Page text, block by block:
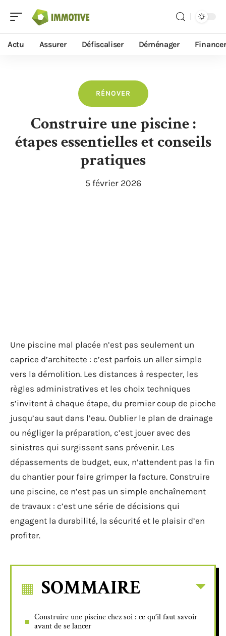
Actu Assurer Défiscaliser Déménager Financer
RÉNOVER
Construire une piscine :
étapes essentielles et conseils
pratiques
5 février 2026
Une piscine mal placée n’est pas seulement un
caprice d’architecte : c’est parfois un aller simple
vers la démolition. Les distances à respecter, les
règles administratives et les choix techniques
s’invitent à chaque étape, du premier coup de pioche
jusqu’au saut dans l’eau. Oublier le plan de drainage
ou négliger la préparation, c’est jouer avec des
sinistres qui surgissent sans prévenir. Les
dépassements de budget, eux, n’attendent pas la fin
du chantier pour faire grimper la facture. Construire
une piscine, ce n’est pas un simple enchaînement
de travaux : c’est une série de décisions qui
engagent la durabilité, la sécurité et le plaisir d’en
profiter.
SOMMAIRE
Construire une piscine chez soi : ce qu’il faut savoir
avant de se lancer